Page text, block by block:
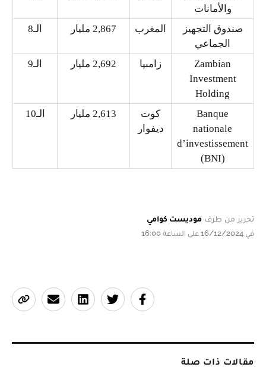
والأمانات
صندوق التجهيز
الجماعي
المغرب 2,867 مليار الـ8
Zambian
Investment
Holding
زامبيا 2,692 مليار الـ9
Banque
nationale
d’investissement
(BNI)
كوت
ديفوار
2,613 مليار الـ10
تحرير من طرف موديست كوامي
في 16/12/2024 على الساعة 16:00
مقالات ذات صلة